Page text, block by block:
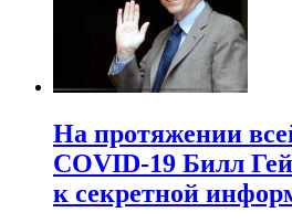
На протяжении
COVID-19 Билл
к секретной